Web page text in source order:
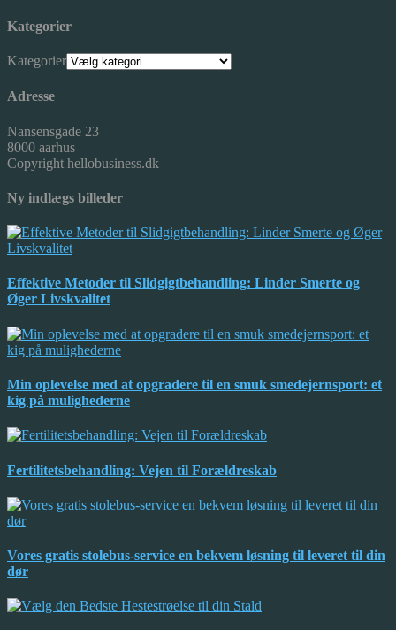
Kategorier
Kategorier
Adresse
Nansensgade 23
8000 aarhus
Copyright hellobusiness.dk
Ny indlægs billeder
Effektive Metoder til Slidgigtbehandling: Linder Smerte og
Øger Livskvalitet
Min oplevelse med at opgradere til en smuk smedejernsport: et
kig på mulighederne
Fertilitetsbehandling: Vejen til Forældreskab
Vores gratis stolebus-service en bekvem løsning til leveret til din
dør